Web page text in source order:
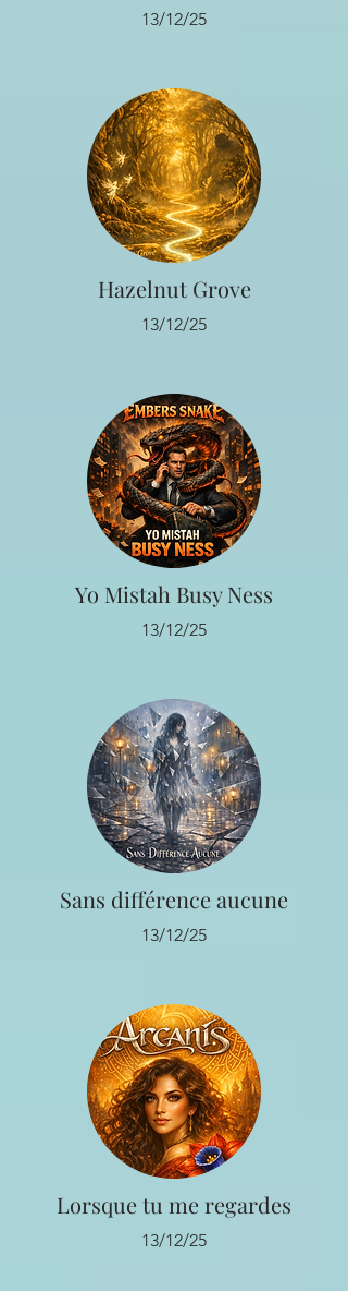
13/12/25
Hazelnut Grove
13/12/25
Yo Mistah Busy Ness
13/12/25
Sans différence aucune
13/12/25
Lorsque tu me regardes
13/12/25